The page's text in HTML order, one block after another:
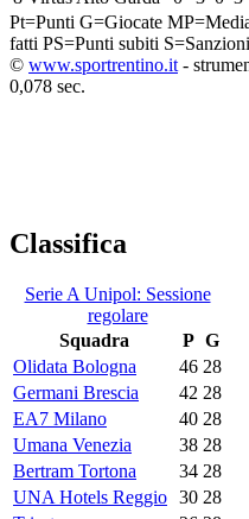
Pt=Punti G=Giocate
fatti PS=Punti subiti S=Sanzioni
© www.sportrentino.it -
0,078 sec.
Classifica
Serie A Unipol: Sessione
regolare
Squadra
P G
Olidata Bologna
46 28
Germani Brescia
42 28
EA7 Milano
40 28
Umana Venezia
38 28
Bertram Tortona
34 28
UNA Hotels Reggio 30 28